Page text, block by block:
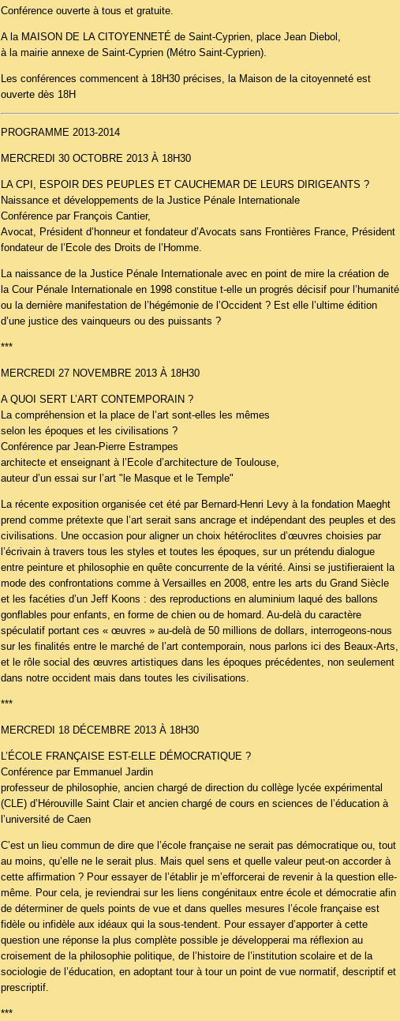
Conférence ouverte à tous et gratuite.
A la MAISON DE LA CITOYENNETÉ de Saint-Cyprien, place Jean Diebol,
à la mairie annexe de Saint-Cyprien (Métro Saint-Cyprien).
Les conférences commencent à 18H30 précises, la Maison de la citoyenneté est
ouverte dès 18H
PROGRAMME 2013-2014
MERCREDI 30 OCTOBRE 2013 À 18H30
LA CPI, ESPOIR DES PEUPLES ET CAUCHEMAR DE LEURS DIRIGEANTS ?
Naissance et développements de la Justice Pénale Internationale
Conférence par François Cantier,
Avocat, Président d’honneur et fondateur d’Avocats sans Frontières France, Président
fondateur de l’Ecole des Droits de l’Homme.
La naissance de la Justice Pénale Internationale avec en point de mire la création de
la Cour Pénale Internationale en 1998 constitue t-elle un progrés décisif pour l’humanité
ou la dernière manifestation de l’hégémonie de l’Occident ? Est elle l’ultime édition
d’une justice des vainqueurs ou des puissants ?
***
MERCREDI 27 NOVEMBRE 2013 À 18H30
A QUOI SERT L’ART CONTEMPORAIN ?
La compréhension et la place de l’art sont-elles les mêmes
selon les époques et les civilisations ?
Conférence par Jean-Pierre Estrampes
architecte et enseignant à l’Ecole d’architecture de Toulouse,
auteur d’un essai sur l’art "le Masque et le Temple"
La récente exposition organisée cet été par Bernard-Henri Levy à la fondation Maeght
prend comme prétexte que l’art serait sans ancrage et indépendant des peuples et des
civilisations. Une occasion pour aligner un choix hétéroclites d’œuvres choisies par
l’écrivain à travers tous les styles et toutes les époques, sur un prétendu dialogue
entre peinture et philosophie en quête concurrente de la vérité. Ainsi se justifieraient la
mode des confrontations comme à Versailles en 2008, entre les arts du Grand Siècle
et les facéties d’un Jeff Koons : des reproductions en aluminium laqué des ballons
gonflables pour enfants, en forme de chien ou de homard. Au-delà du caractère
spéculatif portant ces « œuvres » au-delà de 50 millions de dollars, interrogeons-nous
sur les finalités entre le marché de l’art contemporain, nous parlons ici des Beaux-Arts,
et le rôle social des œuvres artistiques dans les époques précédentes, non seulement
dans notre occident mais dans toutes les civilisations.
***
MERCREDI 18 DÉCEMBRE 2013 À 18H30
L’ÉCOLE FRANÇAISE EST-ELLE DÉMOCRATIQUE ?
Conférence par Emmanuel Jardin
professeur de philosophie, ancien chargé de direction du collège lycée expérimental
(CLE) d’Hérouville Saint Clair et ancien chargé de cours en sciences de l’éducation à
l’université de Caen
C’est un lieu commun de dire que l’école française ne serait pas démocratique ou, tout
au moins, qu’elle ne le serait plus. Mais quel sens et quelle valeur peut-on accorder à
cette affirmation ? Pour essayer de l’établir je m’efforcerai de revenir à la question elle-
même. Pour cela, je reviendrai sur les liens congénitaux entre école et démocratie afin
de déterminer de quels points de vue et dans quelles mesures l’école française est
fidèle ou infidèle aux idéaux qui la sous-tendent. Pour essayer d’apporter à cette
question une réponse la plus complète possible je développerai ma réflexion au
croisement de la philosophie politique, de l’histoire de l’institution scolaire et de la
sociologie de l’éducation, en adoptant tour à tour un point de vue normatif, descriptif et
prescriptif.
***